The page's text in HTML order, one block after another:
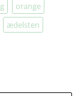
orange
ædelsten